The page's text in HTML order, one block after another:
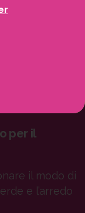
per il
il modo di
e l’arredo